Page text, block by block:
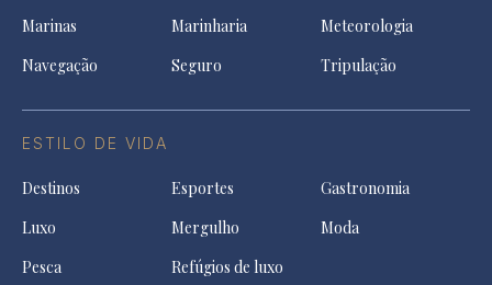
Marinas
Marinharia
Meteorologia
Navegação
Seguro Tripulação
ESTILO DE VIDA
Destinos Esportes
Gastronomia
Luxo
Mergulho
Moda
Pesca
Refúgios de luxo